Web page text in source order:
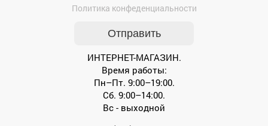
Политика конфеденциальности
ИНТЕРНЕТ-МАГАЗИН.
Время работы:
Пн–Пт. 9:00–19:00.
Сб. 9:00–14:00.
Вс - выходной